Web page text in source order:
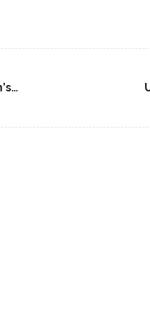
Ab Jetzt Neu In Denn’s Biomarkt Dresden!